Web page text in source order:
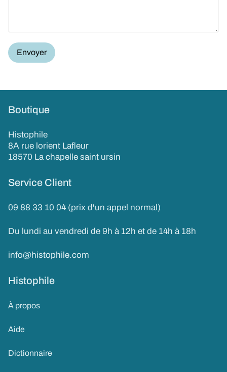
Envoyer
Boutique
Histophile
8A rue lorient Lafleur
18570 La chapelle saint ursin
Service Client
09 88 33 10 04 (prix d'un appel normal)
Du lundi au vendredi de 9h à 12h et de 14h à 18h
info@histophile.com
Histophile
À propos
Aide
Dictionnaire